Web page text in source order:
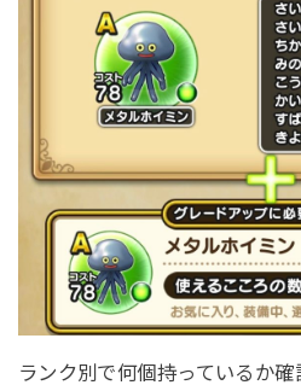
ランク別で何個持っているか